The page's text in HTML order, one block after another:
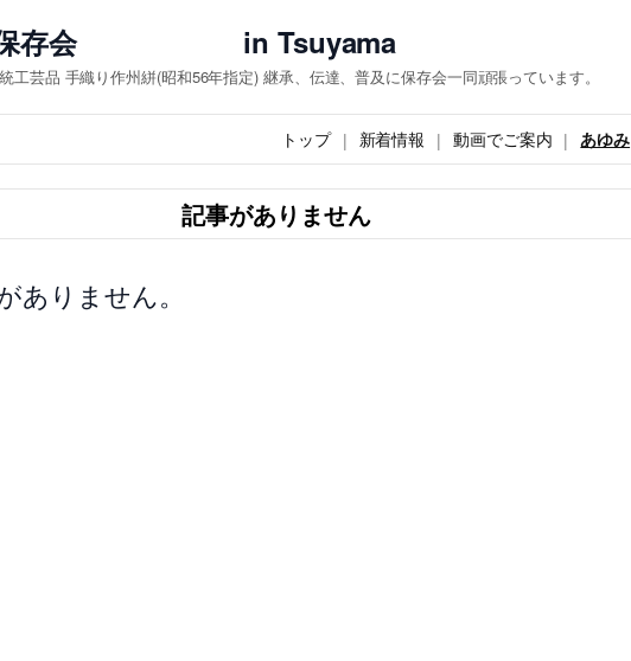
保存会 in Tsuyama
工芸品 手織り作州絣(昭和56年指定) 継承、伝達、普及に保存会一同頑張っています。
トップ 新着情報 動画でご案内 あゆみ
記事がありません
ありません。